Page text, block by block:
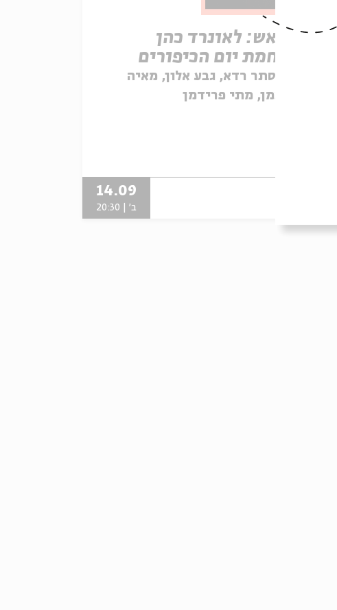
מי באש: לאונרד כהן
במלחמת יום הכיפורים
אסתר רדא, גבע אלון, מאיה
בלזיצמן, מתי פרידמן
14.09
ב' | 20:30